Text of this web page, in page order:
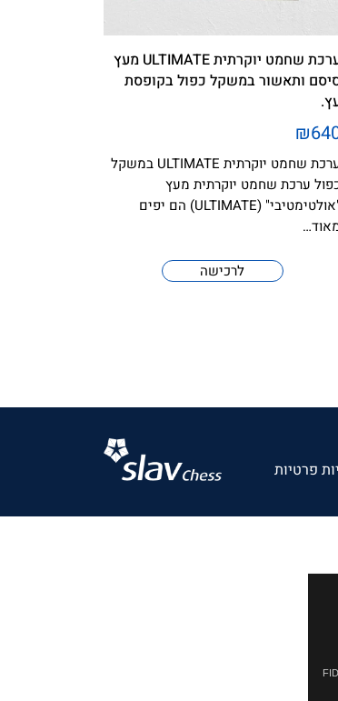
ערכת שחמט יוקרתית ULTIMATE מעץ
ותאשור במשקל כפול בקופסת
ערכת שחמט יוקרתית ULTIMATE במשקל
ערכת שחמט יוקרתית מעץ
"אולטימטיבי" (ULTIMATE) הם יפים
לרכישה
פרטיות